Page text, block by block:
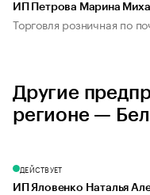
ИП Петрова Марина
Торговля розничная по
Другие
регионе —
ДЕЙСТВУЕТ
ИП Яловенко Наталья